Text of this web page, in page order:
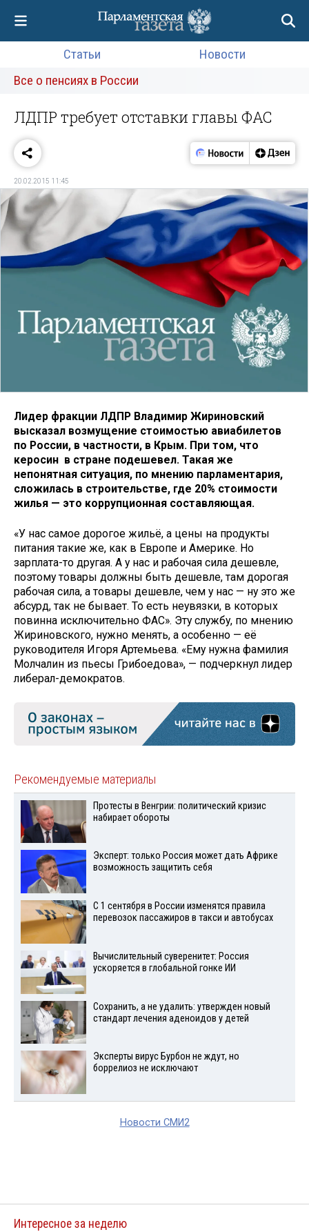
Статьи
Новости
Все о пенсиях в России
ЛДПР требует отставки главы ФАС
20.02.2015 11:45
Лидер фракции ЛДПР Владимир Жириновский
высказал возмущение стоимостью авиабилетов
по России, в частности, в Крым. При том, что
керосин в стране подешевел. Такая же
непонятная ситуация, по мнению парламентария,
сложилась в строительстве, где 20% стоимости
жилья — это коррупционная составляющая.
«У нас самое дорогое жильё, а цены на продукты
питания такие же, как в Европе и Америке. Но
зарплата-то другая. А у нас и рабочая сила дешевле,
поэтому товары должны быть дешевле, там дорогая
рабочая сила, а товары дешевле, чем у нас — ну это же
абсурд, так не бывает. То есть неувязки, в которых
повинна исключительно ФАС». Эту службу, по мнению
Жириновского, нужно менять, а особенно — её
руководителя Игоря Артемьева. «Ему нужна фамилия
Молчалин из пьесы Грибоедова», — подчеркнул лидер
либерал-демократов.
Рекомендуемые материалы
Протесты в Венгрии: политический кризис
набирает обороты
Эксперт: только Россия может дать Африке
возможность защитить себя
С 1 сентября в России изменятся правила
перевозок пассажиров в такси и автобусах
Вычислительный суверенитет: Россия
ускоряется в глобальной гонке ИИ
Сохранить, а не удалить: утвержден новый
стандарт лечения аденоидов у детей
Эксперты вирус Бурбон не ждут, но
боррелиоз не исключают
Новости СМИ2
Интересное за неделю